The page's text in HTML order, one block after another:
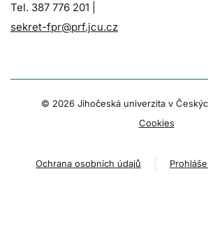
Tel. 387 776 201 |
sekret-fpr@prf.jcu.cz
© 2026 Jihočeská univerzita v
Cookies
Ochrana osobních údajů